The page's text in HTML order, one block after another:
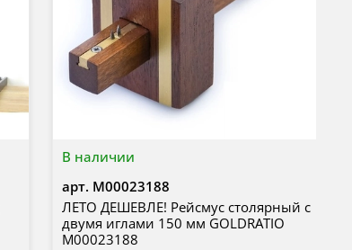
В наличии
арт. М00023188
ЛЕТО ДЕШЕВЛЕ! Рейсмус столярный с
двумя иглами 150 мм GOLDRATIO
М00023188